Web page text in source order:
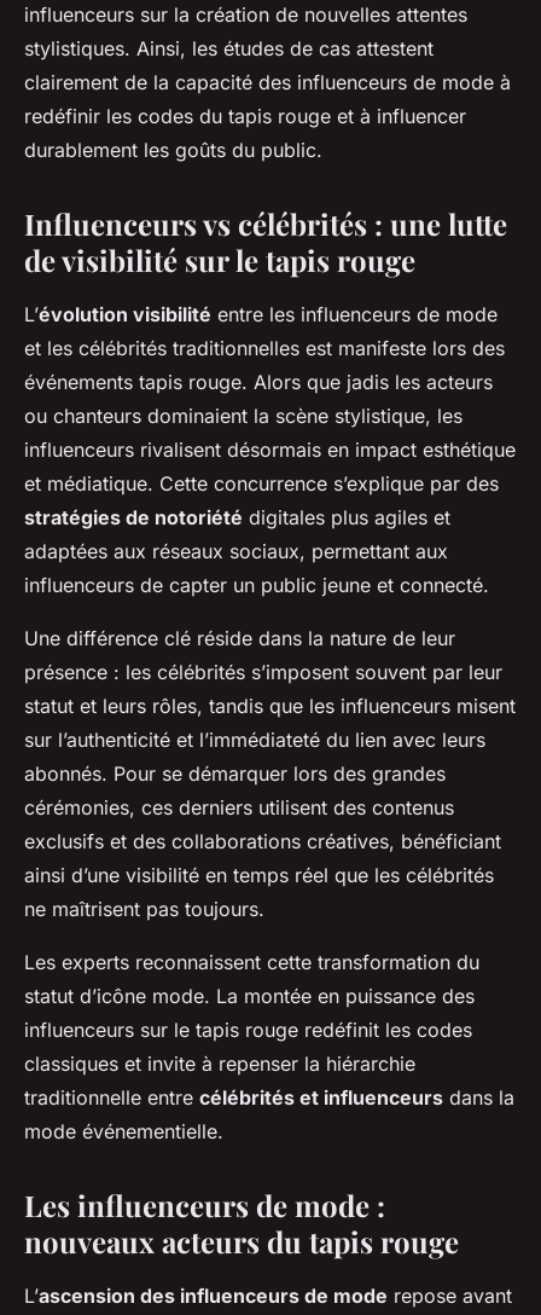
influenceurs sur la création de nouvelles attentes
stylistiques. Ainsi, les études de cas attestent
clairement de la capacité des influenceurs de mode à
redéfinir les codes du tapis rouge et à influencer
durablement les goûts du public.
Influenceurs vs célébrités : une lutte
de visibilité sur le tapis rouge
L’évolution visibilité entre les influenceurs de mode
et les célébrités traditionnelles est manifeste lors des
événements tapis rouge. Alors que jadis les acteurs
ou chanteurs dominaient la scène stylistique, les
influenceurs rivalisent désormais en impact esthétique
et médiatique. Cette concurrence s’explique par des
stratégies de notoriété digitales plus agiles et
adaptées aux réseaux sociaux, permettant aux
influenceurs de capter un public jeune et connecté.
Une différence clé réside dans la nature de leur
présence : les célébrités s’imposent souvent par leur
statut et leurs rôles, tandis que les influenceurs misent
sur l’authenticité et l’immédiateté du lien avec leurs
abonnés. Pour se démarquer lors des grandes
cérémonies, ces derniers utilisent des contenus
exclusifs et des collaborations créatives, bénéficiant
ainsi d’une visibilité en temps réel que les célébrités
ne maîtrisent pas toujours.
Les experts reconnaissent cette transformation du
statut d’icône mode. La montée en puissance des
influenceurs sur le tapis rouge redéfinit les codes
classiques et invite à repenser la hiérarchie
traditionnelle entre célébrités et influenceurs dans la
mode événementielle.
Les influenceurs de mode :
nouveaux acteurs du tapis rouge
L’ascension des influenceurs de mode repose avant